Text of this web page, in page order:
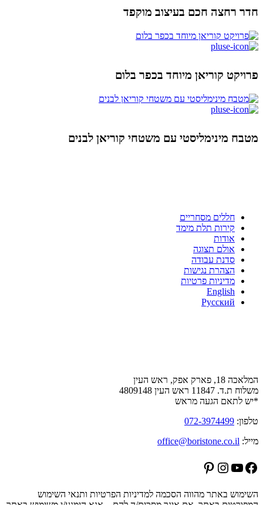
חדר רחצה חכם בעיצוב מוקפד
פרויקט קוריאן מיוחד בכפר בלום
מטבח מינימליסטי עם משטחי קוריאן לבנים
חללים מסחריים
קירות תלת מימד
אודות
אולם תצוגה
סדנת עבודה
הצהרת נגישות
מדיניות פרטיות
English
Русский
המלאכה 18, פארק אפק, ראש העין
משלוח ת.ד. 11847 ראש העין 4809148
*יש לתאם הגעה מראש
טלפון: 072-3974499
מייל: office@boristone.co.il
Facebook
YouTube
Instagram
Pinterest
השימוש באתר מהווה הסכמה למדיניות הפרטיות ותנאי השימוש